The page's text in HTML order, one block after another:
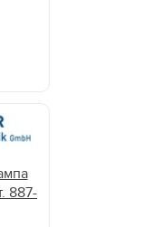
887-